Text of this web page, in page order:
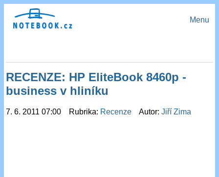
Menu
RECENZE: HP EliteBook 8460p -
business v hliníku
7. 6. 2011 07:00 Rubrika: Recenze Autor:Jiří Zima